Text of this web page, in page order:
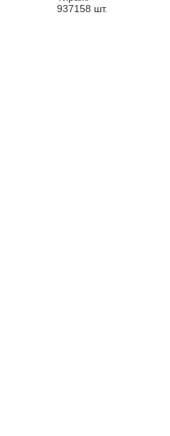
937158 шт.